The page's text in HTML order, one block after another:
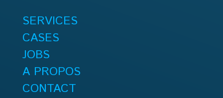
SERVICES
CASES
JOBS
A PROPOS
CONTACT